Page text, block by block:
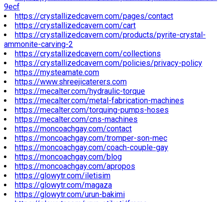
9ecf
https://crystallizedcavern.com/pages/contact
https://crystallizedcavern.com/cart
https://crystallizedcavern.com/products/pyrite-crystal-
ammonite-carving-2
https://crystallizedcavern.com/collections
https://crystallizedcavern.com/policies/privacy-policy
https://mysteamate.com
https://www.shreejicaterers.com
https://mecalter.com/hydraulic-torque
https://mecalter.com/metal-fabrication-machines
https://mecalter.com/torquing-pumps-hoses
https://mecalter.com/cns-machines
https://moncoachgay.com/contact
https://moncoachgay.com/tromper-son-mec
https://moncoachgay.com/coach-couple-gay
https://moncoachgay.com/blog
https://moncoachgay.com/apropos
https://glowytr.com/iletisim
https://glowytr.com/magaza
https://glowytr.com/urun-bakimi